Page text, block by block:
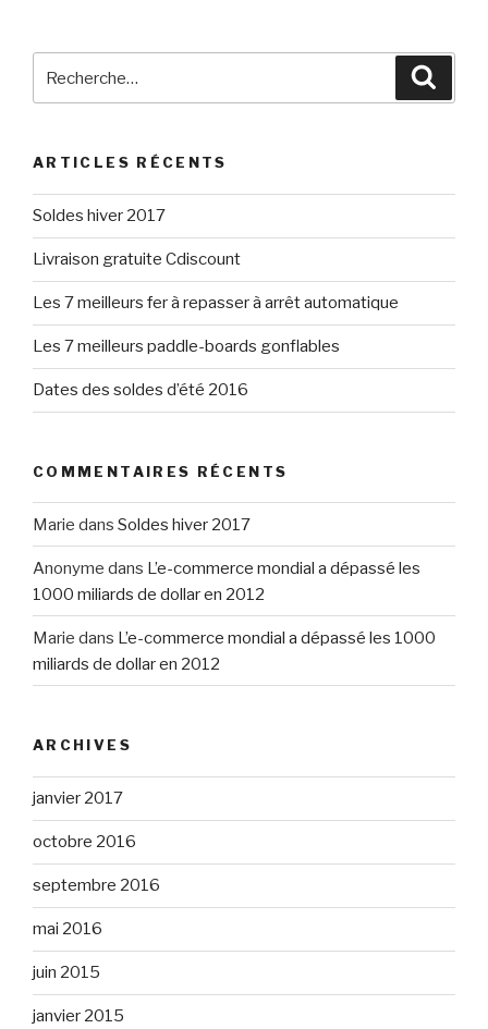
ARTICLES RÉCENTS
Soldes hiver 2017
Livraison gratuite Cdiscount
Les 7 meilleurs fer à repasser à arrêt automatique
Les 7 meilleurs paddle-boards gonflables
Dates des soldes d’été 2016
COMMENTAIRES RÉCENTS
Marie dans Soldes hiver 2017
Anonyme dans L’e-commerce mondial a dépassé les
1000 miliards de dollar en 2012
Marie dans L’e-commerce mondial a dépassé les 1000
miliards de dollar en 2012
ARCHIVES
janvier 2017
octobre 2016
septembre 2016
mai 2016
juin 2015
janvier 2015